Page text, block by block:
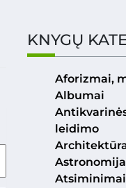
KNYGŲ
Aforizmai,
Albumai
leidimo
Astronomija